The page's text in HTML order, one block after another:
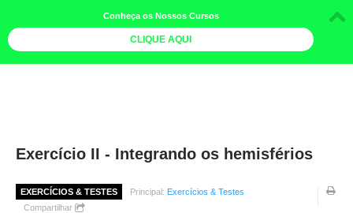
MAIS
Exercício II - Integrando os hemisférios
EXERCÍCIOS & TESTES Principal: Exercícios & Testes
Compartilhar
Conheça os Nossos Cursos
CLIQUE AQUI